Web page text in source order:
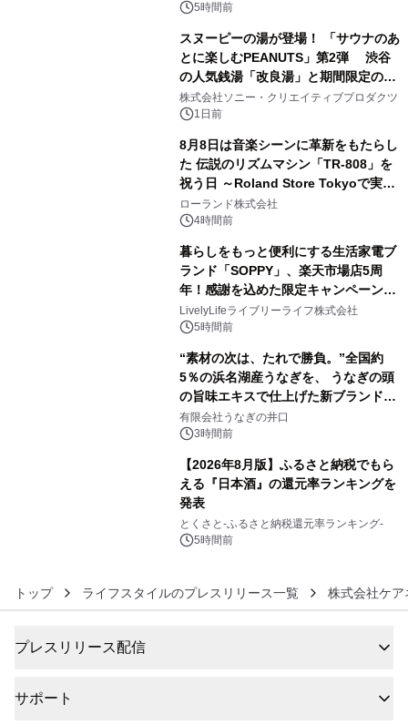
るパッケージ～ 9月1日(火)秋田県内で
5時間前
スヌーピーの湯が登場！ 「サウナのあ
とに楽しむPEANUTS」第2弾 渋谷
の人気銭湯「改良湯」と期間限定のコ
ラボレーション サウナイキタイコラ
ボグッズも発売決定！
株式会社ソニー・クリエイティブプロダクツ
1日前
8月8日は音楽シーンに革新をもたらし
た 伝説のリズムマシン「TR-808」を
祝う日 ～Roland Store Tokyoで実機
を展示しての 記念キャンペーンを開
催 英国ラジオ「NTS」の 特別プログ
アーティストを フィーチャーしたアニ
メーションを公開～
ローランド株式会社
4時間前
暮らしをもっと便利にする生活家電ブ
ランド「SOPPY」、楽天市場店5周
年！感謝を込めた限定キャンペーンを
8月10日より開催
LivelyLifeライブリーライフ株式会社
5時間前
“素材の次は、たれで勝負。”全国約
5％の浜名湖産うなぎを、 うなぎの頭
の旨味エキスで仕上げた新ブランド
「井口の誉」誕生
有限会社うなぎの井口
3時間前
【2026年8月版】ふるさと納税でもら
える『日本酒』の還元率ランキングを
発表
とくさと-ふるさと納税還元率ランキング-
5時間前
トップ ライフスタイルのプレスリリース一覧 株式会社ケア
プレスリリース配信
サポート